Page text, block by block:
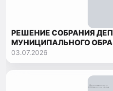
РЕШЕНИЕ СОБРАНИЯ
МУНИЦИПАЛЬНОГО
ПОСЕЛЕНИЕ
03.07.2026